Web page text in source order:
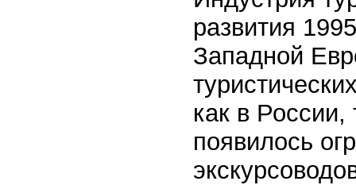
развития
Западной
как в
появилось